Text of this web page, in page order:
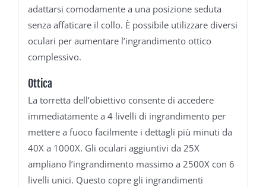
adattarsi comodamente a una posizione seduta
senza affaticare il collo. È possibile utilizzare diversi
oculari per aumentare l’ingrandimento ottico
complessivo.
Ottica
La torretta dell’obiettivo consente di accedere
immediatamente a 4 livelli di ingrandimento per
mettere a fuoco facilmente i dettagli più minuti da
40X a 1000X. Gli oculari aggiuntivi da 25X
ampliano l’ingrandimento massimo a 2500X con 6
livelli unici. Questo copre gli ingrandimenti